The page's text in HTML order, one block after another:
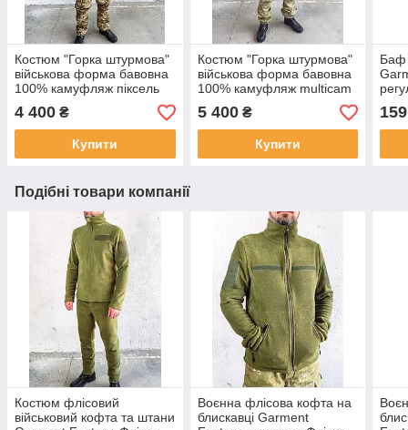
Костюм "Горка штурмова"
військова форма бавовна
100% камуфляж піксель
ЗСУ МM14, зріст 5/6 (176-
188см) РОЗМІР 44/46
4 400 ₴
Купити
Костюм "Горка штурмова"
військова форма бавовна
100% камуфляж multicam
світлий, зріст 3/4 (170-
180см) РОЗМІР 52/54
5 400₴
Купити
Баф
280
159
Подібні товари компанії
Костюм флісовий
військовий кофта та штани
Воєнна флісова кофта на
блискавці Garment